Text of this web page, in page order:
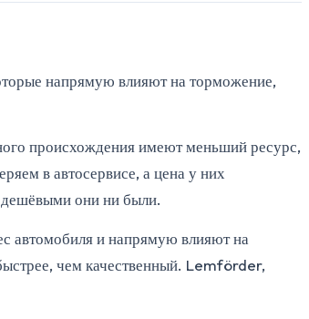
напрямую влияют на торможение,
происхождения имеют меньший ресурс,
в автосервисе, а цена у них
дешёвыми они ни были.
автомобиля и напрямую влияют на
чем качественный. Lemförder,